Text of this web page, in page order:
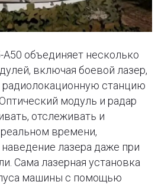
объединяет несколько
включая боевой лазер,
станцию
модуль и радар
отслеживать и
времени,
лазера даже при
Сама лазерная установка
машины с помощью